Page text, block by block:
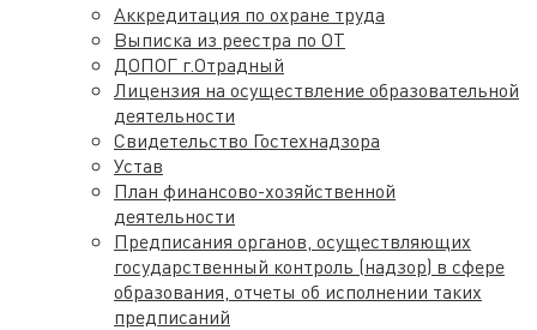
Аккредитация по охране труда
Выписка из реестра по ОТ
ДОПОГ г.Отрадный
Лицензия на осуществление образовательной
деятельности
Свидетельство Гостехнадзора
Устав
План финансово-хозяйственной
деятельности
Предписания органов, осуществляющих
государственный контроль (надзор) в сфере
образования, отчеты об исполнении таких
предписаний